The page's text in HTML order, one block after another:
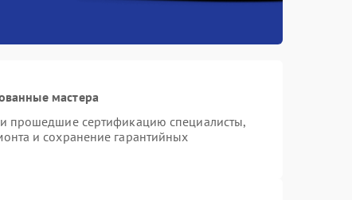
мастера
прошедшие сертификацию специалисты,
и сохранение гарантийных